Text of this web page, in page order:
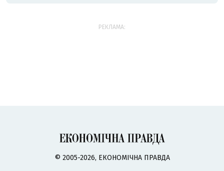
РЕКЛАМА:
© 2005-2026, ЕКОНОМІЧНА ПРАВДА